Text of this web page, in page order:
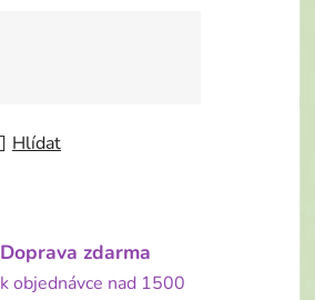
Hlídat
Doprava zdarma
k objednávce nad 1500